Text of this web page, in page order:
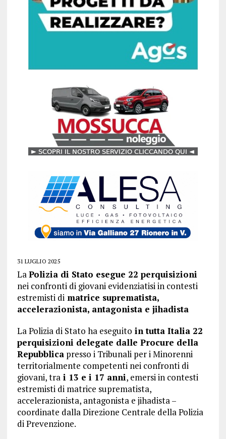
31 LUGLIO 2025
LaPolizia di Stato esegue 22 perquisizioni
nei confronti di giovani evidenziatisi in contesti
estremisti dimatrice suprematista,
accelerazionista, antagonista e jihadista
La Polizia di Stato ha eseguito in tutta Italia 22
perquisizioni delegate dalle Procure della
Repubblicapresso i Tribunali per i Minorenni
territorialmente competenti nei confronti di
giovani, trai 13 e i 17 anni, emersi in contesti
estremisti di matrice suprematista,
accelerazionista, antagonista e jihadista –
coordinate dalla Direzione Centrale della Polizia
di Prevenzione.